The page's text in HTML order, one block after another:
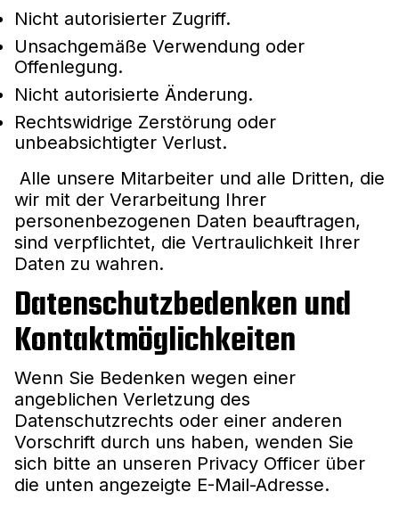
Nicht autorisierter Zugriff.
Unsachgemäße Verwendung oder
Offenlegung.
Nicht autorisierte Änderung.
Rechtswidrige Zerstörung oder
unbeabsichtigter Verlust.
Alle unsere Mitarbeiter und alle Dritten, die
wir mit der Verarbeitung Ihrer
personenbezogenen Daten beauftragen,
sind verpflichtet, die Vertraulichkeit Ihrer
Daten zu wahren.
Datenschutzbedenken und
Kontaktmöglichkeiten
Wenn Sie Bedenken wegen einer
angeblichen Verletzung des
Datenschutzrechts oder einer anderen
Vorschrift durch uns haben, wenden Sie
sich bitte an unseren Privacy Officer über
die unten angezeigte E-Mail-Adresse.